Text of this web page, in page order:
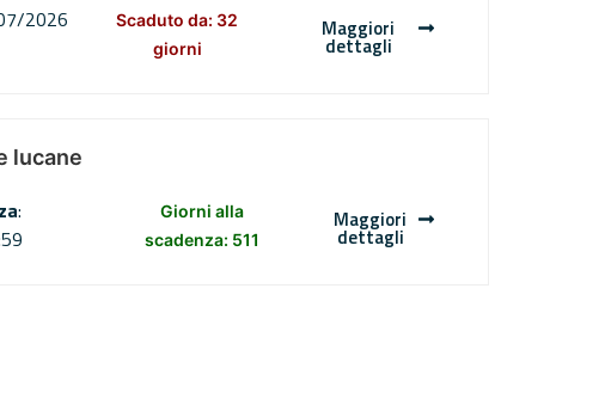
2026
Scaduto da: 32
giorni
Maggiori
dettagli
lucane
:
Giorni alla
scadenza: 511
Maggiori
dettagli